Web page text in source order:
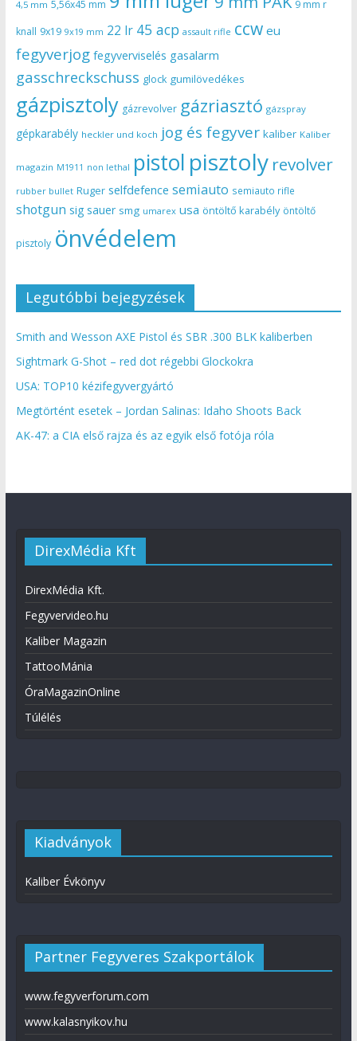
4,5 mm 5,56x45 mm
9 mm r
knall 9x19 9x19 mm 22 lr 45 acp assault rifle ccw eu
fegyverjog fegyverviselés gasalarm
gasschreckschuss glock gumilövedékes
gázpisztoly gázrevolver gázriasztó gázspray
gépkarabély heckler und koch jog és fegyver kaliber Kaliber
magazin M1911 non lethal pistol pisztoly revolver
rubber bullet Ruger selfdefence semiauto semiauto rifle
shotgun sig sauer smg umarex usa öntöltő karabély öntöltő
pisztoly önvédelem
Legutóbbi bejegyzések
Smith and Wesson AXE Pistol és SBR .300 BLK kaliberben
Sightmark G-Shot – red dot régebbi Glockokra
USA: TOP10 kézifegyvergyártó
Megtörtént esetek – Jordan Salinas: Idaho Shoots Back
AK-47: a CIA első rajza és az egyik első fotója róla
DirexMédia Kft
DirexMédia Kft.
Fegyvervideo.hu
Kaliber Magazin
TattooMánia
ÓraMagazinOnline
Túlélés
Kiadványok
Kaliber Évkönyv
Partner Fegyveres Szakportálok
www.fegyverforum.com
www.kalasnyikov.hu